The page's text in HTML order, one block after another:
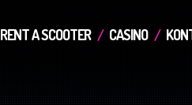
RENT A SCOOTER CASINO